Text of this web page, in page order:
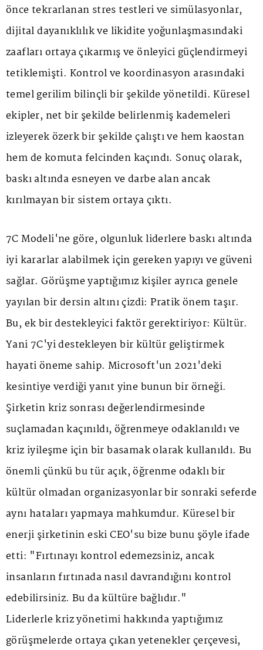
önce tekrarlanan stres testleri ve simülasyonlar,
dijital dayanıklılık ve likidite yoğunlaşmasındaki
zaafları ortaya çıkarmış ve önleyici güçlendirmeyi
tetiklemişti. Kontrol ve koordinasyon arasındaki
temel gerilim bilinçli bir şekilde yönetildi. Küresel
ekipler, net bir şekilde belirlenmiş kademeleri
izleyerek özerk bir şekilde çalıştı ve hem kaostan
hem de komuta felcinden kaçındı. Sonuç olarak,
baskı altında esneyen ve darbe alan ancak
kırılmayan bir sistem ortaya çıktı.
7C Modeli'ne göre, olgunluk liderlere baskı altında
iyi kararlar alabilmek için gereken yapıyı ve güveni
sağlar. Görüşme yaptığımız kişiler ayrıca genele
yayılan bir dersin altını çizdi: Pratik önem taşır.
Bu, ek bir destekleyici faktör gerektiriyor: Kültür.
Yani 7C'yi destekleyen bir kültür geliştirmek
hayati öneme sahip. Microsoft'un 2021'deki
kesintiye verdiği yanıt yine bunun bir örneği.
Şirketin kriz sonrası değerlendirmesinde
suçlamadan kaçınıldı, öğrenmeye odaklanıldı ve
kriz iyileşme için bir basamak olarak kullanıldı. Bu
önemli çünkü bu tür açık, öğrenme odaklı bir
kültür olmadan organizasyonlar bir sonraki seferde
aynı hataları yapmaya mahkumdur. Küresel bir
enerji şirketinin eski CEO'su bize bunu şöyle ifade
etti: "Fırtınayı kontrol edemezsiniz, ancak
insanların fırtınada nasıl davrandığını kontrol
edebilirsiniz. Bu da kültüre bağlıdır."
Liderlerle kriz yönetimi hakkında yaptığımız
görüşmelerde ortaya çıkan yetenekler çerçevesi,